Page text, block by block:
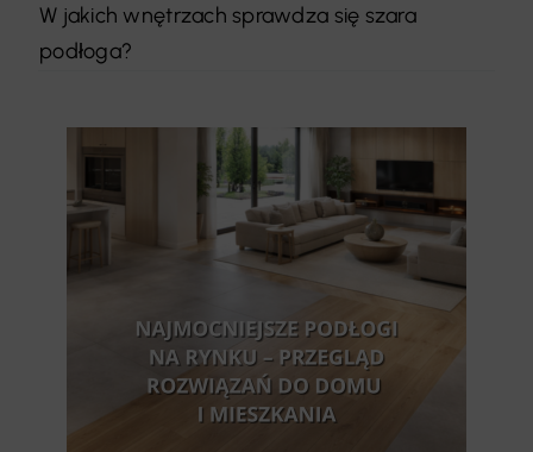
W jakich wnętrzach sprawdza się szara
podłoga?